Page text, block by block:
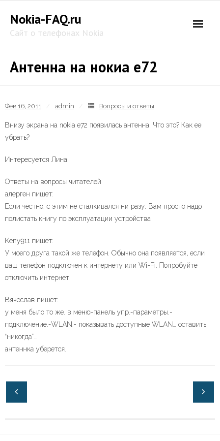
content
Nokia-FAQ.ru
Сайт о телефонах Nokia
Антенна на нокиа е72
Фев 16, 2011 admin Вопросы и ответы
Внизу экрана на nokia e72 появилась антенна. Что это? Как ее
убрать?
Интересуется Лина
Ответы на вопросы читателей
алерген пишет:
Если честно, с этим не сталкивался ни разу. Вам просто надо
полистать книгу по эксплуатации устройства
Keny911 пишет:
У моего друга такой же телефон. Обычно она появляется, если
ваш телефон подключен к интернету или Wi-Fi. Попробуйте
отключить интернет.
Вячеслав пишет:
у меня было то же. в меню-панель упр.-параметры.-
подключение.-WLAN.- показывать доступные WLAN… оставить
“никогда”…
антеннка уберется.